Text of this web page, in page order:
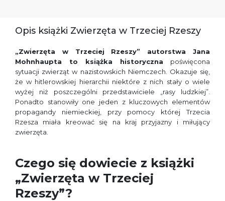
Opis książki Zwierzęta w Trzeciej Rzeszy
„Zwierzęta w Trzeciej Rzeszy” autorstwa Jana
Mohnhaupta to książka historyczna poświęcona
sytuacji zwierząt w nazistowskich Niemczech. Okazuje się,
że w hitlerowskiej hierarchii niektóre z nich stały o wiele
wyżej niż poszczególni przedstawiciele „rasy ludzkiej”.
Ponadto stanowiły one jeden z kluczowych elementów
propagandy niemieckiej, przy pomocy której Trzecia
Rzesza miała kreować się na kraj przyjazny i miłujący
zwierzęta.
Czego się dowiecie z książki
„Zwierzęta w Trzeciej
Rzeszy”?